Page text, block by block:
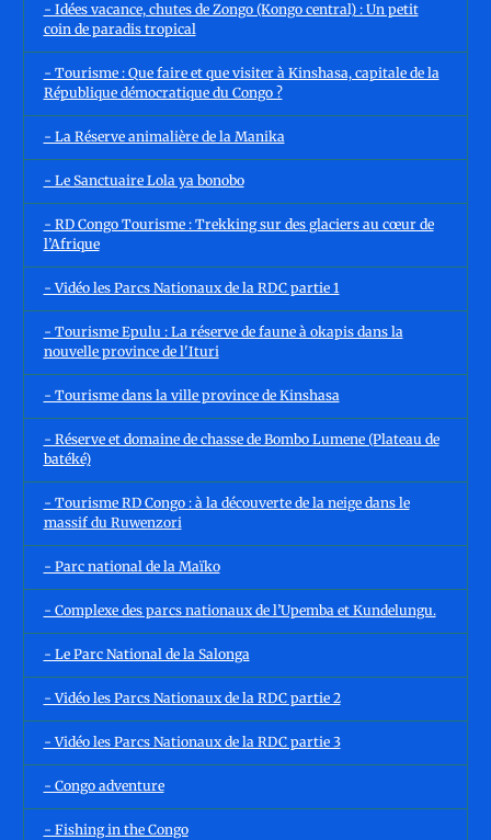
- Idées vacance, chutes de Zongo (Kongo central) : Un petit
coin de paradis tropical
- Tourisme : Que faire et que visiter à Kinshasa, capitale de la
République démocratique du Congo ?
- La Réserve animalière de la Manika
- Le Sanctuaire Lola ya bonobo
- RD Congo Tourisme : Trekking sur des glaciers au cœur de
l’Afrique
- Vidéo les Parcs Nationaux de la RDC partie 1
- Tourisme Epulu : La réserve de faune à okapis dans la
nouvelle province de l'Ituri
- Tourisme dans la ville province de Kinshasa
- Réserve et domaine de chasse de Bombo Lumene (Plateau de
batéké)
- Tourisme RD Congo : à la découverte de la neige dans le
massif du Ruwenzori
- Parc national de la Maïko
- Complexe des parcs nationaux de l’Upemba et Kundelungu.
- Le Parc National de la Salonga
- Vidéo les Parcs Nationaux de la RDC partie 2
- Vidéo les Parcs Nationaux de la RDC partie 3
- Congo adventure
- Fishing in the Congo